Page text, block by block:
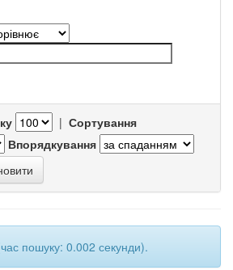
| Сортування
Впорядкування
пошуку: 0.002 секунди).